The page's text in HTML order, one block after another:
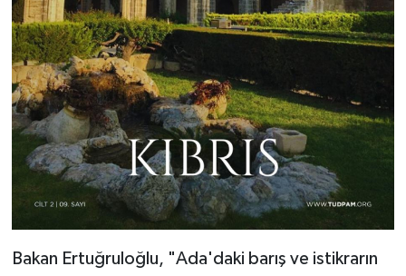
Bakan Ertuğruloğlu, "Ada'daki barış ve istikrarın